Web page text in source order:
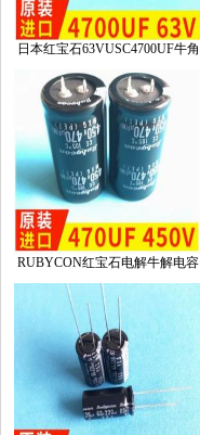
日本红宝石63VUSC4700UF牛角
RUBYCON红宝石电解牛解电容